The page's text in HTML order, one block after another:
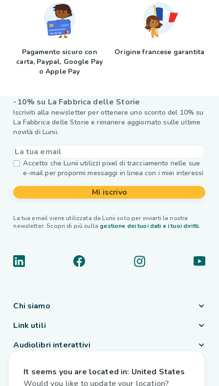
Pagamento sicuro con
carta, Paypal, Google Pay
o Apple Pay
Origine francese garantita
-10% su La Fabbrica delle Storie
Iscriviti alla newsletter per ottenere uno sconto del 10% su
La Fabbrica delle Storie e rimanere aggiornato sulle ultime
novità di Lunii.
Accetto che Lunii utilizzi pixel di tracciamento nelle sue
e-mail per propormi messaggi in linea con i miei interessi
Mi iscrivo
La tua email viene utilizzata da Lunii solo per inviarti la nostra
newsletter. Scopri di più sulla gestione dei tuoi dati e i tuoi diritti.
Chi siamo
Link utili
Audiolibri interattivi
Italia / Italiano
It seems you are located in: United States
Would you like to update your location?